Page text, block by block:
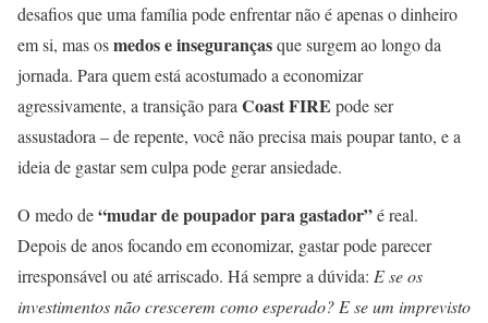
desafios que uma família pode enfrentar não é apenas o dinheiro
em si, mas osmedos e insegurançasque surgem ao longo da
jornada. Para quem está acostumado a economizar
agressivamente, a transição para Coast FIRE pode ser
assustadora – de repente, você não precisa mais poupar tanto, e a
ideia de gastar sem culpa pode gerar ansiedade.
O medo de“mudar de poupador para gastador”é real.
Depois de anos focando em economizar, gastar pode parecer
irresponsável ou até arriscado. Há sempre a dúvida: E se os
investimentos não crescerem como esperado? E se um imprevisto